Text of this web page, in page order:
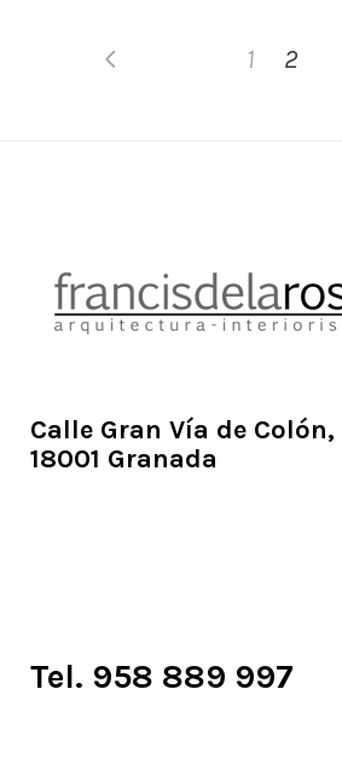
1 2
Calle Gran Vía de Colón,
18001 Granada
Tel. 958 889 997